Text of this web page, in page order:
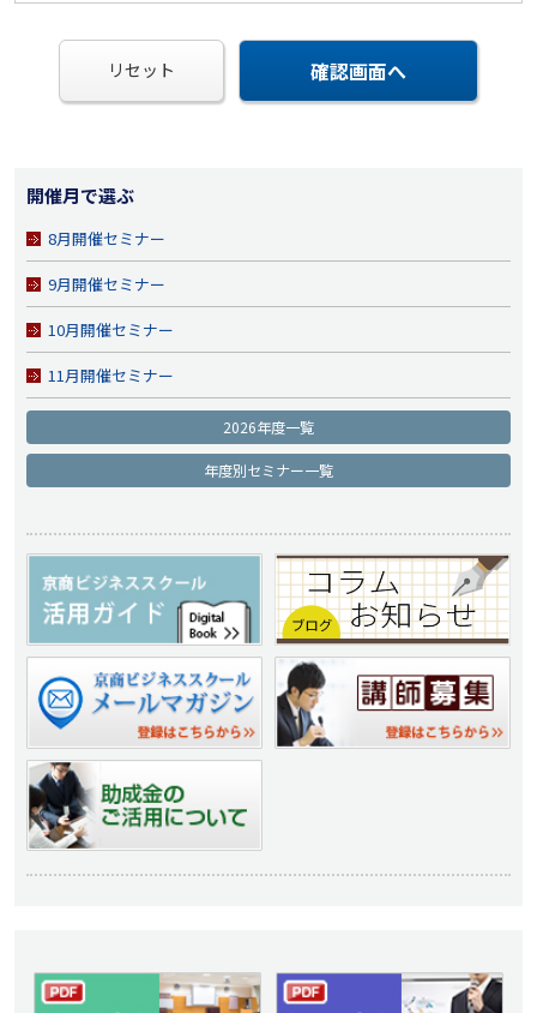
開催月で選ぶ
8月開催セミナー
9月開催セミナー
10月開催セミナー
11月開催セミナー
2026年度一覧
年度別セミナー一覧
リセット 確認画面へ